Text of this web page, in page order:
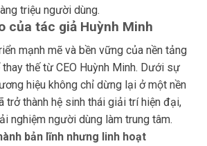
triệu người dùng.
của tác giả Huỳnh Minh
mạnh mẽ và bền vững của nền tảng
thay thế từ CEO Huỳnh Minh. Dưới sự
hiệu không chỉ dừng lại ở một nền
trở thành hệ sinh thái giải trí hiện đại,
nghiệm người dùng làm trung tâm.
bản lĩnh nhưng linh hoạt